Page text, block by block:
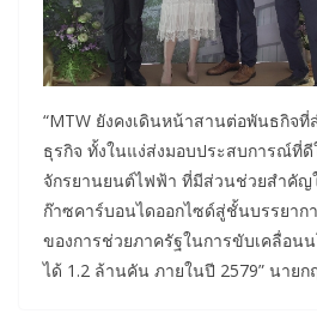
“MTW ยังคงเดินหน้าสานต่อพันธกิจ
ธุรกิจ ทั้งในแง่ส่งมอบประสบการณ์ที่
จักรยานยนต์ไฟฟ้า ที่มีส่วนช่วยสำคัญ
ก๊าซคาร์บอนไดออกไซด์สู่ชั้นบรรยาก
ของการช่วยภาครัฐในการขับเคลื่อน
ได้ 1.2 ล้านคัน ภายในปี 2579” นายก